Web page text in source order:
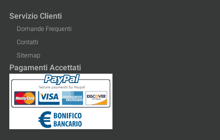
Servizio Clienti
Domande Frequenti
Contatti
Sitemap
Pagamenti Accettati